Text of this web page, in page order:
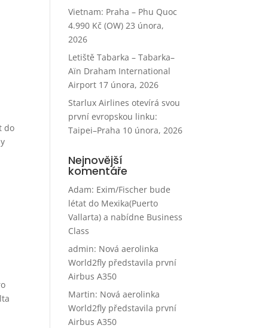
do
Vietnam: Praha – Phu Quoc
4.990 Kč (OW) 23 února,
2026
Letiště Tabarka – Tabarka–
Aïn Draham International
Airport 17 února, 2026
Starlux Airlines otevírá svou
první evropskou linku:
Taipei–Praha 10 února, 2026
Nejnovější
komentáře
Adam: Exim/Fischer bude
létat do Mexika(Puerto
Vallarta) a nabídne Business
Class
admin: Nová aerolinka
World2fly představila první
Airbus A350
Martin: Nová aerolinka
World2fly představila první
Airbus A350